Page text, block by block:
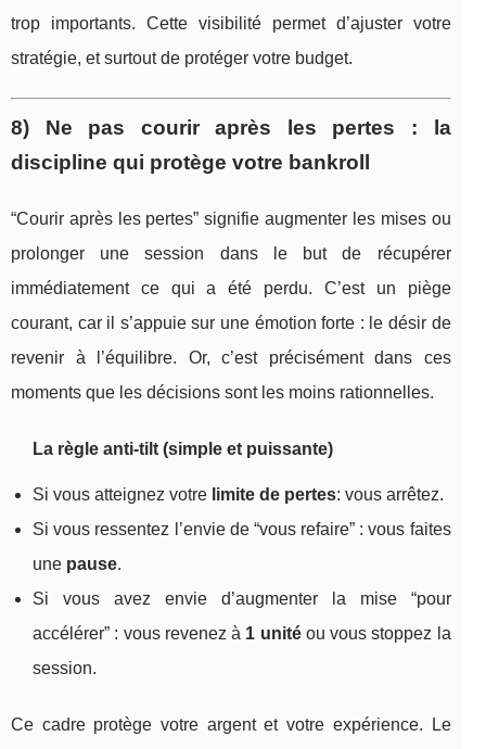
trop importants. Cette visibilité permet d’ajuster votre
stratégie, et surtout de protéger votre budget.
8) Ne pas courir après les pertes : la
discipline qui protège votre bankroll
“Courir après les pertes” signifie augmenter les mises ou
prolonger une session dans le but de récupérer
immédiatement ce qui a été perdu. C’est un piège
courant, car il s’appuie sur une émotion forte : le désir de
revenir à l’équilibre. Or, c’est précisément dans ces
moments que les décisions sont les moins rationnelles.
La règle anti-tilt (simple et puissante)
Si vous atteignez votre limite de pertes: vous arrêtez.
Si vous ressentez l’envie de “vous refaire” : vous faites
une pause.
Si vous avez envie d’augmenter la mise “pour
accélérer” : vous revenez à 1 unitéou vous stoppez la
session.
Ce cadre protège votre argent et votre expérience. Le